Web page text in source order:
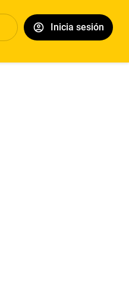
Inicia sesión